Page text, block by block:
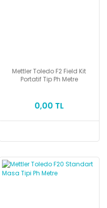
Mettler Toledo F2 Field Kit
Portatif Tip Ph Metre
0,00 TL